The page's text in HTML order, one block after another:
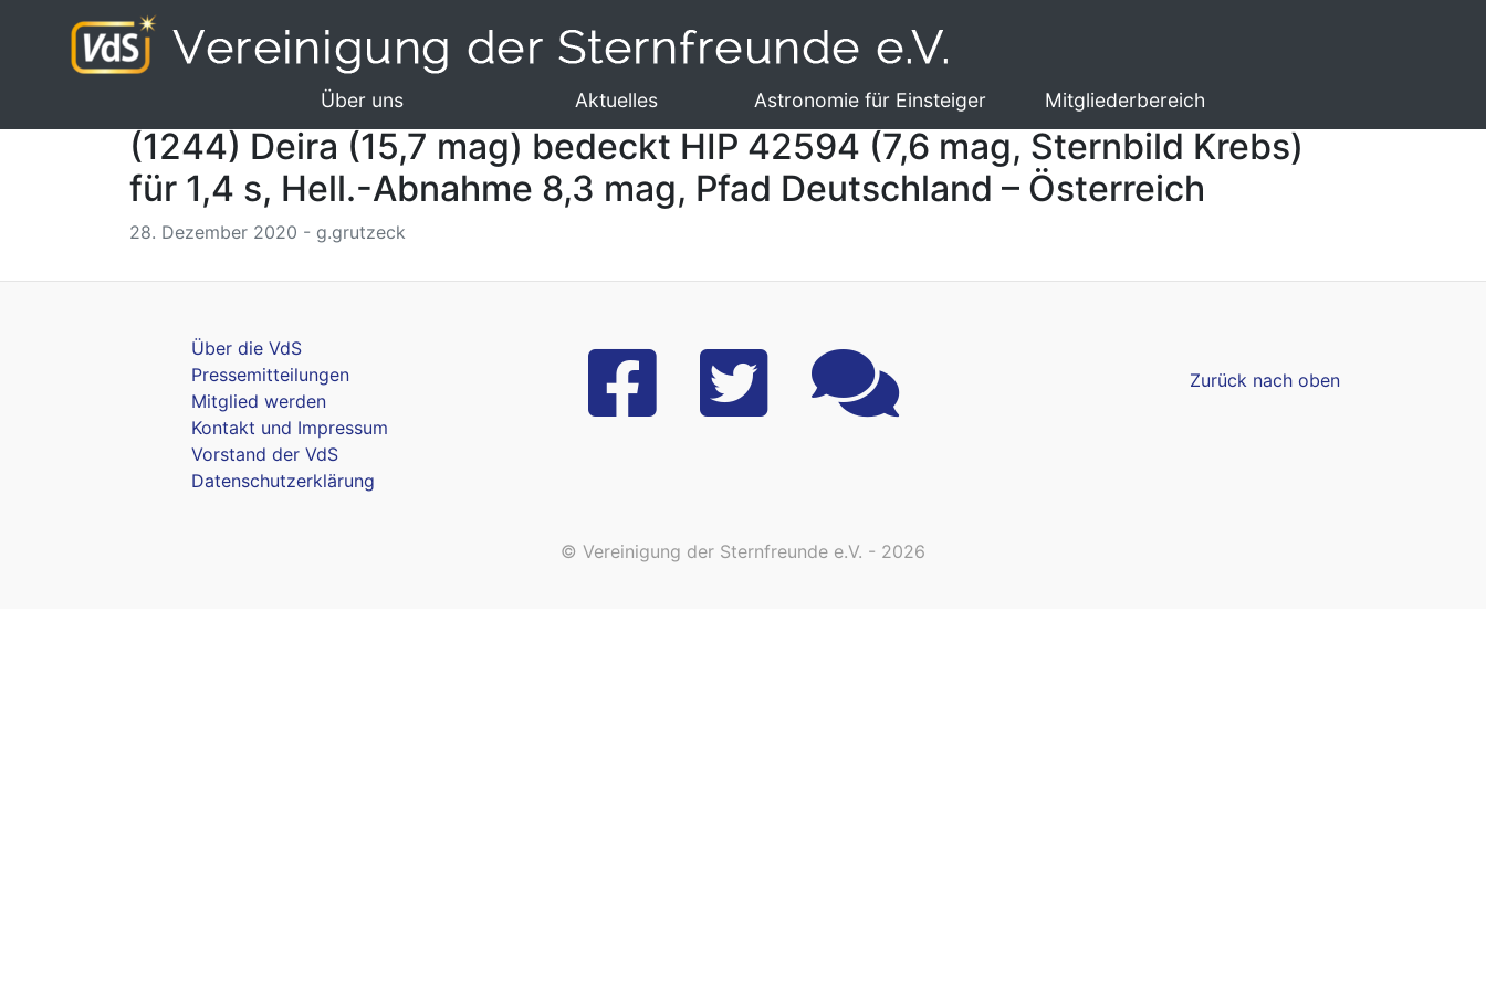
Über uns Aktuelles Astronomie für Einsteiger Mitgliederbereich
(1244) Deira (15,7 mag) bedeckt HIP 42594 (7,6 mag, Sternbild Krebs)
für 1,4 s, Hell.-Abnahme 8,3 mag, Pfad Deutschland – Österreich
28. Dezember 2020 - g.grutzeck
Über die VdS
Pressemitteilungen
Mitglied werden
Kontakt und Impressum
Vorstand der VdS
Datenschutzerklärung
Zurück nach oben
© Vereinigung der Sternfreunde e.V. - 2026